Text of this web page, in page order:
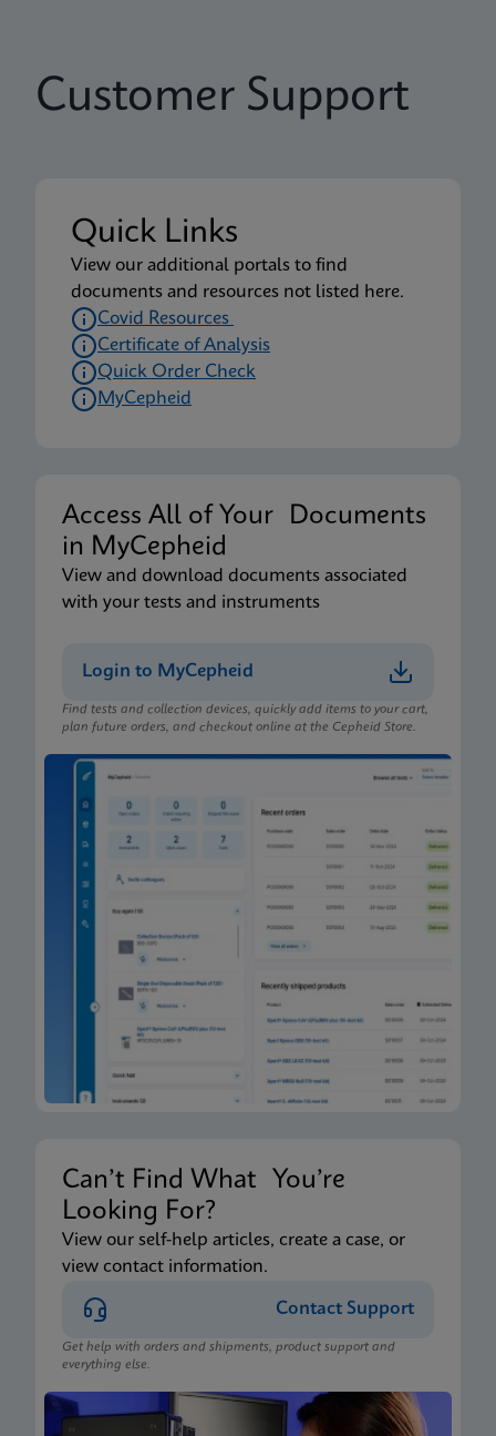
Customer Support
Quick Links
View our additional portals to find
documents and resources not listed here.
Covid Resources
Certificate of Analysis
Quick Order Check
MyCepheid
Access All of Your Documents
in MyCepheid
View and download documents associated
with your tests and instruments
Login to MyCepheid
Find tests and collection devices, quickly add items to your cart,
plan future orders, and checkout online at the Cepheid Store.
Can’t Find What You’re
Looking For?
View our self-help articles, create a case, or
view contact information.
Contact Support
Get help with orders and shipments, product support and
everything else.